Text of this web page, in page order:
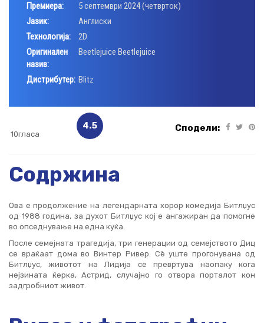
Премиера:
5 септември 2024 (четврток)
Јазик:
Aнглиски
Технологија:
2D
Оригинален
назив:
Beetlejuice Beetlejuice
Дистрибутер: Blitz
10гласа
4.5 Сподели:
Содржина
Ова е продолжение на легендарната хорор комедија Битлџус
од 1988 година, за духот Битлџус кој е ангажиран да помогне
во опседнување на една куќа.
После семејната трагедија, три генерации од семејството Диц
се враќаат дома во Винтер Ривер. Сè уште прогонувана од
Битлџус, животот на Лидија се превртува наопаку кога
нејзината ќерка, Астрид, случајно го отвора порталот кон
задгробниот живот.